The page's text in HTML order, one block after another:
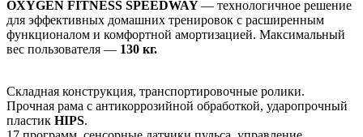
OXYGEN FITNESS SPEEDWAY— технологичное решение
для эффективных домашних тренировок с расширенным
функционалом и комфортной амортизацией. Максимальный
вес пользователя — 130 кг.
Складная конструкция, транспортировочные ролики.
Прочная рама с антикоррозийной обработкой, ударопрочный
пластик HIPS.